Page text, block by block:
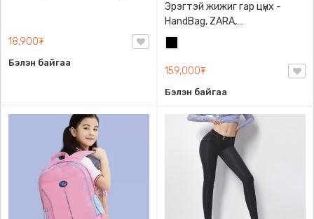
18,900₮
Бэлэн байгаа
Эрэгтэй жижиг гар цүнх -
HandBag, ZARA,
3720/005/040, PU арьс
159,000₮
Бэлэн байгаа